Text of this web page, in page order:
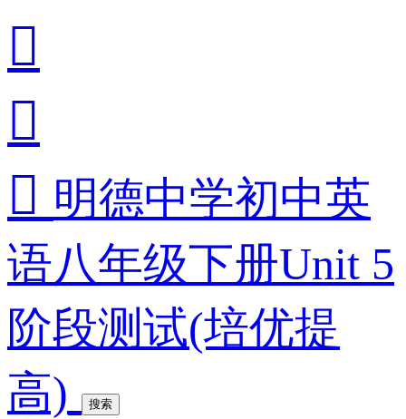


 明德中学初中英
语八年级下册Unit 5
阶段测试(培优提
高)
搜索